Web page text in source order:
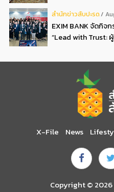
สํานักข่าวสับปะรด
EXIM BANK จัดกิจ
“Lead with Trust:
X-File News
Copyright ©